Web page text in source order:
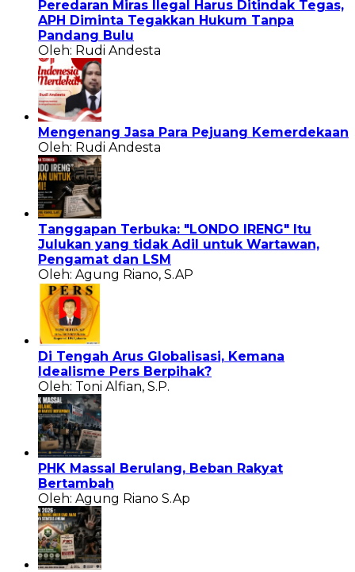
Peredaran Miras Ilegal Harus Ditindak Tegas,
APH Diminta Tegakkan Hukum Tanpa
Pandang Bulu
Oleh: Rudi Andesta
Mengenang Jasa Para Pejuang Kemerdekaan
Oleh: Rudi Andesta
Tanggapan Terbuka: "LONDO IRENG" Itu
Julukan yang tidak Adil untuk Wartawan,
Pengamat dan LSM
Oleh: Agung Riano, S.AP
Di Tengah Arus Globalisasi, Kemana
Idealisme Pers Berpihak?
Oleh: Toni Alfian, S.P.
PHK Massal Berulang, Beban Rakyat
Bertambah
Oleh: Agung Riano S.Ap